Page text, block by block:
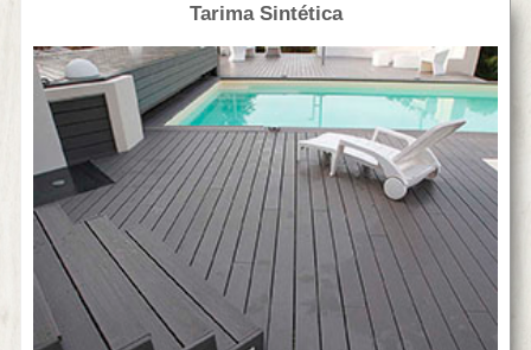
Tarima Sintética